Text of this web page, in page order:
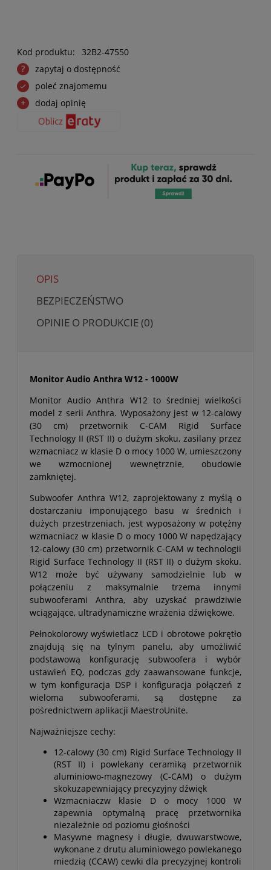
Kod produktu:
32B2-47550
zapytaj o dostępność
poleć znajomemu
dodaj opinię
OPIS
BEZPIECZEŃSTWO
OPINIE O PRODUKCIE (0)
Monitor Audio Anthra W12 - 1000W
Monitor Audio Anthra W12 to średniej wielkości
model z serii Anthra. Wyposażony jest w 12-calowy
(30 cm) przetwornik C-CAM Rigid Surface
Technology II (RST II) o dużym skoku, zasilany przez
wzmacniacz w klasie D o mocy 1000 W, umieszczony
we wzmocnionej wewnętrznie, obudowie
zamkniętej.
Subwoofer Anthra W12, zaprojektowany z myślą o
dostarczaniu imponującego basu w średnich i
dużych przestrzeniach, jest wyposażony w potężny
wzmacniacz w klasie D o mocy 1000 W napędzający
12-calowy (30 cm) przetwornik C-CAM w technologii
Rigid Surface Technology II (RST II) o dużym skoku.
W12 może być używany samodzielnie lub w
połączeniu z maksymalnie trzema innymi
subwooferami Anthra, aby uzyskać prawdziwie
wciągające, ultradynamiczne wrażenia dźwiękowe.
Pełnokolorowy wyświetlacz LCD i obrotowe pokrętło
znajdują się na tylnym panelu, aby umożliwić
podstawową konfigurację subwoofera i wybór
ustawień EQ, podczas gdy zaawansowane funkcje,
w tym konfiguracja DSP i konfiguracja połączeń z
wieloma subwooferami, są dostępne za
pośrednictwem aplikacji MaestroUnite.
Najważniejsze cechy:
12-calowy (30 cm) Rigid Surface Technology II
(RST II) i powlekany ceramiką przetwornik
aluminiowo-magnezowy (C-CAM) o dużym
skokuzapewniający precyzyjny dźwięk
Wzmacniaczw klasie D o mocy 1000 W
zapewnia optymalną pracę przetwornika
niezależnie od poziomu głośności
Masywne magnesy i długie, dwuwarstwowe,
wykonane z drutu aluminiowego powlekanego
miedzią (CCAW) cewki dla precyzyjnej kontroli